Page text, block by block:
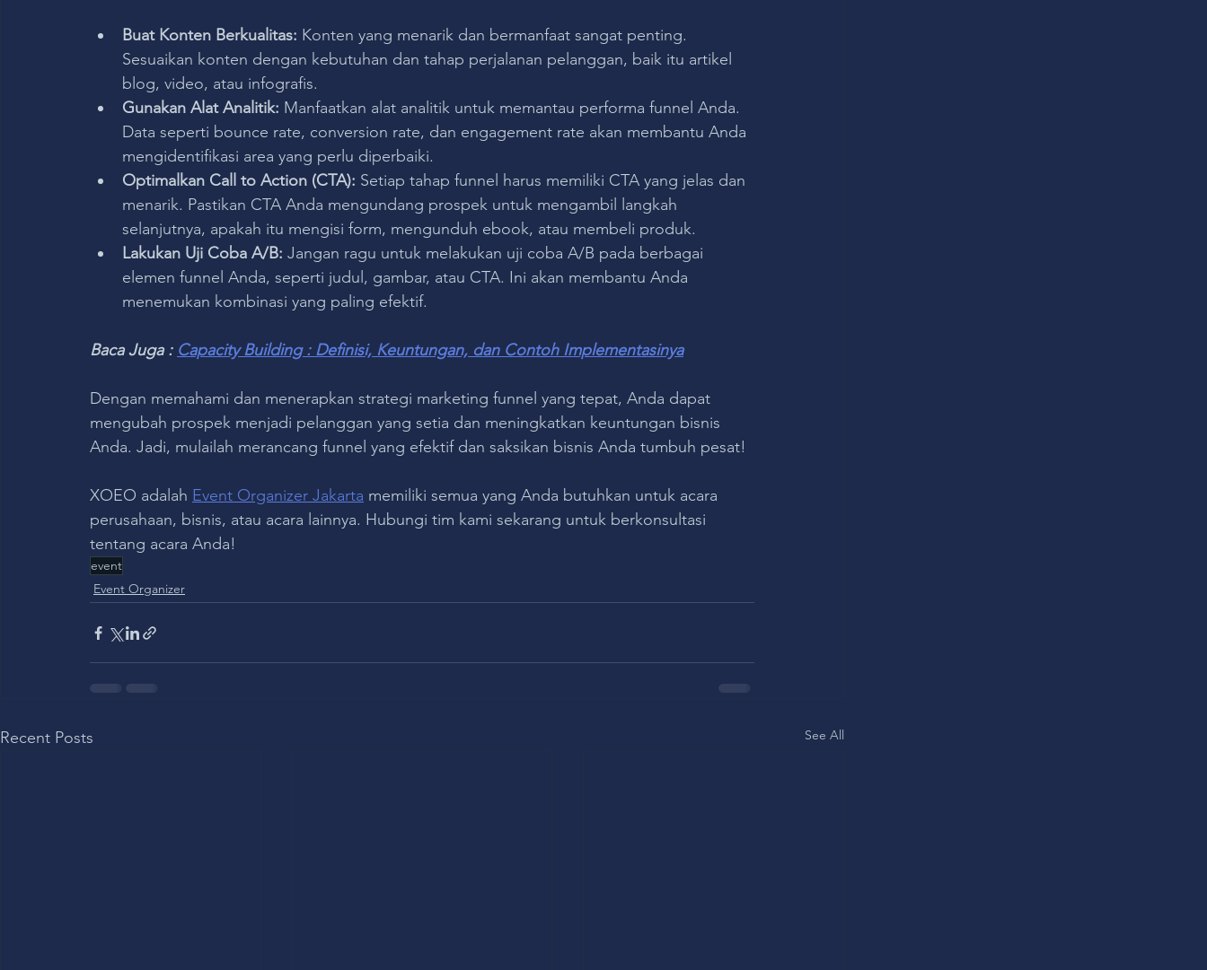
Buat Konten Berkualitas: Konten yang menarik dan bermanfaat sangat penting.
Sesuaikan konten dengan kebutuhan dan tahap perjalanan pelanggan, baik itu artikel
blog, video, atau infografis.
Gunakan Alat Analitik: Manfaatkan alat analitik untuk memantau performa funnel Anda.
Data seperti bounce rate, conversion rate, dan engagement rate akan membantu Anda
mengidentifikasi area yang perlu diperbaiki.
Optimalkan Call to Action (CTA): Setiap tahap funnel harus memiliki CTA yang jelas dan
menarik. Pastikan CTA Anda mengundang prospek untuk mengambil langkah
selanjutnya, apakah itu mengisi form, mengunduh ebook, atau membeli produk.
Lakukan Uji Coba A/B: Jangan ragu untuk melakukan uji coba A/B pada berbagai
elemen funnel Anda, seperti judul, gambar, atau CTA. Ini akan membantu Anda
menemukan kombinasi yang paling efektif.
Baca Juga : Capacity Building : Definisi, Keuntungan, dan Contoh Implementasinya
Dengan memahami dan menerapkan strategi marketing funnel yang tepat, Anda dapat
mengubah prospek menjadi pelanggan yang setia dan meningkatkan keuntungan bisnis
Anda. Jadi, mulailah merancang funnel yang efektif dan saksikan bisnis Anda tumbuh pesat!
XOEO adalah Event Organizer Jakarta memiliki semua yang Anda butuhkan untuk acara
perusahaan, bisnis, atau acara lainnya. Hubungi tim kami sekarang untuk berkonsultasi
tentang acara Anda!
event
Event Organizer
Recent Posts See All